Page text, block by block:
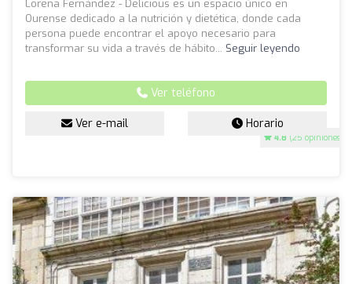
4.8 (25 opiniones)
Lorena Fernández - Delicious es un espacio único en
Ourense dedicado a la nutrición y dietética, donde cada
persona puede encontrar el apoyo necesario para
transformar su vida a través de hábito... Seguir leyendo
Ver teléfono
Ver e-mail Horario